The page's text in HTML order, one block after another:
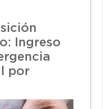
Ingreso
por